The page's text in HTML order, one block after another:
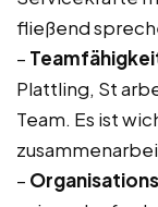
fließend
–
Plattling, St
Team. Es ist
–